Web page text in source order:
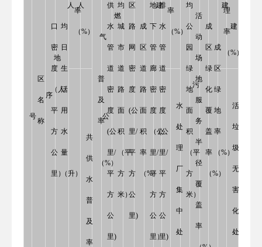
序
号
地
区
名
称
人
口
密
度
（人/
平
方
公
里）
人
均
日
生
活
用
水
量
（升）
率
（%）
燃
气
普
及
率
（%）
供
水
管
道
密
度
(公
里/
平
方
公
里)
均
城
市
道
路
面
积
（平
方
米）
区
路
网
密
度
(公
里/
平
方
公
里)
建
成
区
道
路
面
积
率
（%）
地
下
管
廊
密
度
（公
里/
平
方
公
里）
排
水
管
道
密
度
(公
里/
平
方
公
里)
率
（%）
均
公
园
绿
地
面
积
（平
方
米）
活
动
场
地
服
务
半
径
覆
盖
率
建
成
区
绿
化
覆
盖
率
（%）
建
成
区
绿
地
率
（%）
理
率
（%）
公
共
供
水
普
及
率
污
水
处
理
厂
集
中
处
活
垃
圾
无
害
化
处